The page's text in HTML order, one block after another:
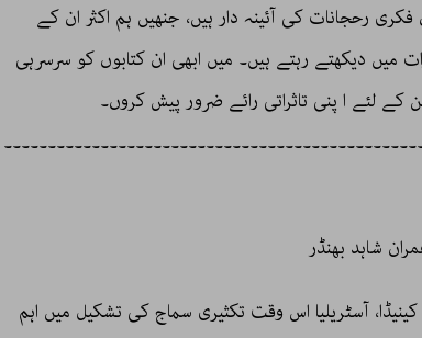
فکری رحجانات کی آئینہ دار ہیں، جنھیں ہم اکثر ان کے
دیکھتے رہتے ہیں۔ میں ابھی ان کتابوں کو سرسرہی
کے لئے ا پنی تاثراتی رائے ضرور پیش کروں۔
آسٹریلیا اس وقت تکثیری سماج کی تشکیل میں اہم